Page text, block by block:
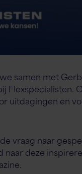
samen met
Flexspecialisten.
uitdagingen en
vraag naar
naar deze